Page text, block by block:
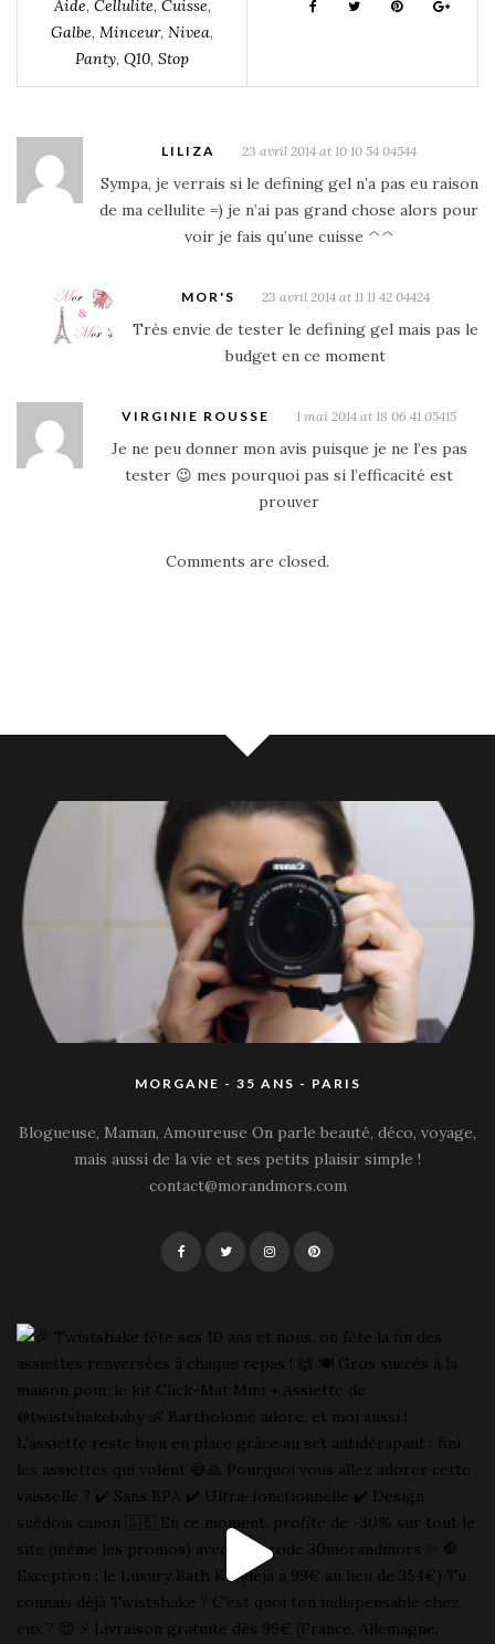
Aide, Cellulite, Cuisse,
Galbe, Minceur, Nivea,
Panty, Q10, Stop
LILIZA 23 avril 2014 at 10 10 54 04544
Sympa, je verrais si le defining gel n’a pas eu raison
de ma cellulite =) je n’ai pas grand chose alors pour
voir je fais qu’une cuisse ^^
MOR'S 23 avril 2014 at 11 11 42 04424
Très envie de tester le defining gel mais pas le
budget en ce moment
VIRGINIE ROUSSE 1 mai 2014 at 18 06 41 05415
Je ne peu donner mon avis puisque je ne l’es pas
tester 😉 mes pourquoi pas si l’efficacité est
prouver
Comments are closed.
MORGANE - 35 ANS - PARIS
Blogueuse, Maman, Amoureuse On parle beauté, déco, voyage,
mais aussi de la vie et ses petits plaisir simple !
contact@morandmors.com